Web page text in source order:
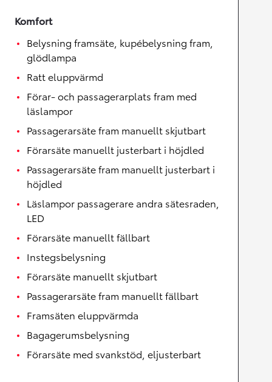
Komfort
Belysning framsäte, kupébelysning fram,
glödlampa
Ratt eluppvärmd
Förar- och passagerarplats fram med
läslampor
Passagerarsäte fram manuellt skjutbart
Förarsäte manuellt justerbart i höjdled
Passagerarsäte fram manuellt justerbart i
höjdled
Läslampor passagerare andra sätesraden,
LED
Förarsäte manuellt fällbart
Instegsbelysning
Förarsäte manuellt skjutbart
Passagerarsäte fram manuellt fällbart
Framsäten eluppvärmda
Bagagerumsbelysning
Förarsäte med svankstöd, eljusterbart